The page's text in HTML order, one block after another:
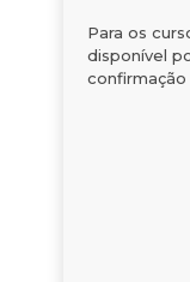
Para os
disponível